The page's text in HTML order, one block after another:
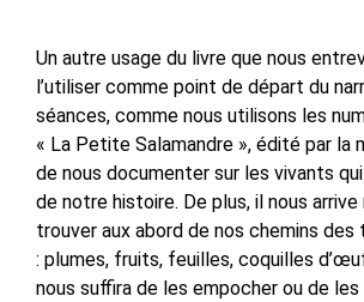
Un autre usage du livre que nous
l’utiliser comme point de départ du
séances, comme nous utilisons les
« La Petite Salamandre », édité par la
de nous documenter sur les vivants
de notre histoire. De plus, il nous
trouver aux abord de nos chemins
: plumes, fruits, feuilles, coquilles
nous suffira de les empocher ou de